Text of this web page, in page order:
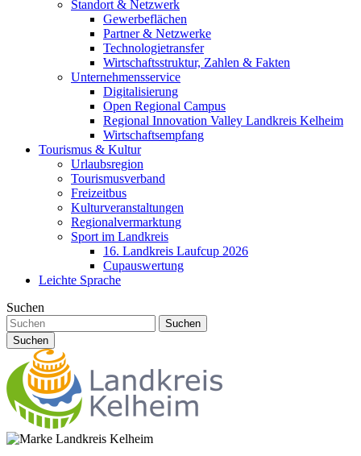
Standort & Netzwerk
Gewerbeflächen
Partner & Netzwerke
Technologietransfer
Wirtschaftsstruktur, Zahlen & Fakten
Unternehmensservice
Digitalisierung
Open Regional Campus
Regional Innovation Valley Landkreis Kelheim
Wirtschaftsempfang
Tourismus & Kultur
Urlaubsregion
Tourismusverband
Freizeitbus
Kulturveranstaltungen
Regionalvermarktung
Sport im Landkreis
16. Landkreis Laufcup 2026
Cupauswertung
Leichte Sprache
Suchen
Suchen
Suchen